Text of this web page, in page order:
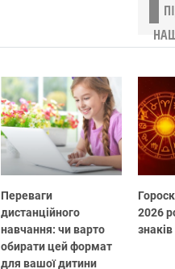
Переваги
дистанційного
навчання: чи варто
обирати цей формат
для вашої дитини
2026